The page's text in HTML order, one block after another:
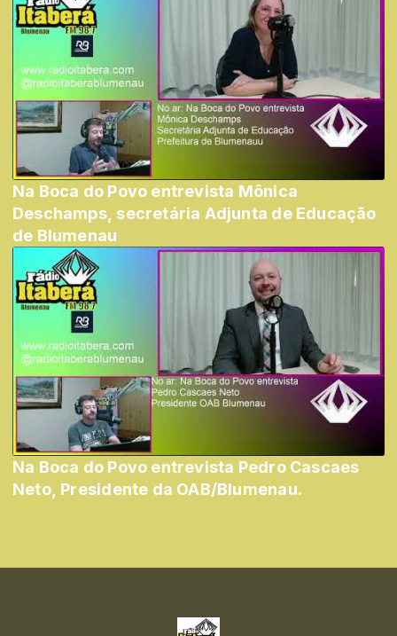
Na Boca do Povo entrevista Mônica
Deschamps, secretária Adjunta de Educação
de Blumenau
Na Boca do Povo entrevista Pedro Cascaes
Neto, Presidente da OAB/Blumenau.